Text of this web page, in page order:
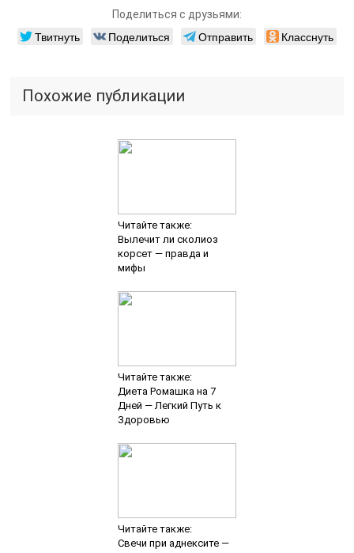
Поделиться с друзьями:
Твитнуть Поделиться Отправить Класснуть
Похожие публикации
Читайте также:
Вылечит ли сколиоз
корсет — правда и
мифы
Читайте также:
Диета Ромашка на 7
Дней — Легкий Путь к
Здоровью
Читайте также:
Свечи при аднексите —